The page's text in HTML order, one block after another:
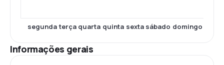
segunda terça quarta quinta sexta sábado domingo
Informações gerais